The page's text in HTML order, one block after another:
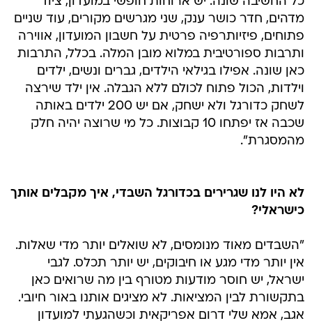
מדהים, חדר כושר ענק, שני מגרשים מקורים, עוד שניים
פתוחים, פיזיותרפיה פרטית על חשבון המועדון, אווירה
ותרבות ספורטיבית במלוא מובן המלה. בכלל, התרבות
כאן שונה. אפילו בגילאי הילדים, גברים ונשים, ילדים
וילדות, הכול פתוח לכולם ללא הגבלה. אין ילד שירצה
לשחק כדורגל ולא ישחק, אם יש 200 ילדים באותה
שכבה אז יפתחו 10 קבוצות. כל מי שרוצה יהיה חלק
מהמסגרת".
לא היו לנו שגרירים בכדורגל השבדי, איך מקבלים אותך
כישראלי?
"השבדים מאוד מנומסים, לא שואלים יותר מדי שאלות.
אין יותר מדי מגע או חיבוקים, יש יותר תכלס. לגבי
ישראל, יש חוסר מודעות מטורף בין מה שרואים כאן
בתקשורת לבין המציאות. לא מציגים אותנו באור חיובי.
אגב, אמא שלי דרום אפריקאית וכשהגעתי למועדון